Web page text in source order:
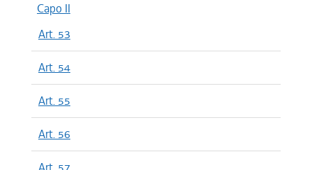
Capo II
Art. 53
Art. 54
Art. 55
Art. 56